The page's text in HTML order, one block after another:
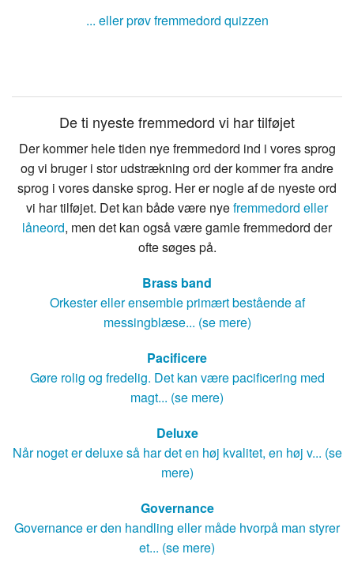
... eller prøv fremmedord quizzen
De ti nyeste fremmedord vi har tilføjet
Der kommer hele tiden nye fremmedord ind i vores sprog
og vi bruger i stor udstrækning ord der kommer fra andre
sprog i vores danske sprog. Her er nogle af de nyeste ord
vi har tilføjet. Det kan både være nyefremmedord eller
låneord, men det kan også være gamle fremmedord der
ofte søges på.
Brass band
Orkester eller ensemble primært bestående af
messingblæse... (se mere)
Pacificere
Gøre rolig og fredelig. Det kan være pacificering med
magt... (se mere)
Deluxe
Når noget er deluxe så har det en høj kvalitet, en høj v... (se
mere)
Governance
Governance er den handling eller måde hvorpå man styrer
et... (se mere)